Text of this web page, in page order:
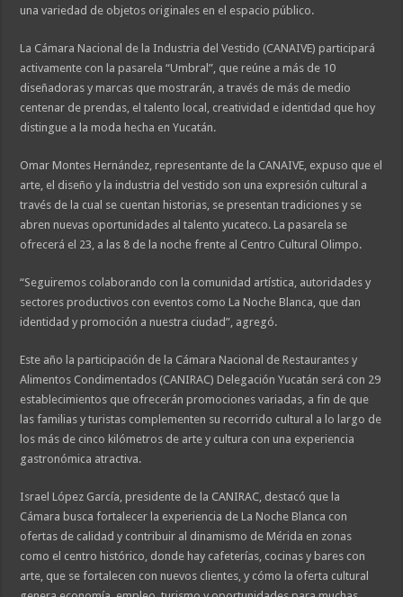
una variedad de objetos originales en el espacio público.
La Cámara Nacional de la Industria del Vestido (CANAIVE) participará
activamente con la pasarela “Umbral”, que reúne a más de 10
diseñadoras y marcas que mostrarán, a través de más de medio
centenar de prendas, el talento local, creatividad e identidad que hoy
distingue a la moda hecha en Yucatán.
Omar Montes Hernández, representante de la CANAIVE, expuso que el
arte, el diseño y la industria del vestido son una expresión cultural a
través de la cual se cuentan historias, se presentan tradiciones y se
abren nuevas oportunidades al talento yucateco. La pasarela se
ofrecerá el 23, a las 8 de la noche frente al Centro Cultural Olimpo.
“Seguiremos colaborando con la comunidad artística, autoridades y
sectores productivos con eventos como La Noche Blanca, que dan
identidad y promoción a nuestra ciudad”, agregó.
Este año la participación de la Cámara Nacional de Restaurantes y
Alimentos Condimentados (CANIRAC) Delegación Yucatán será con 29
establecimientos que ofrecerán promociones variadas, a fin de que
las familias y turistas complementen su recorrido cultural a lo largo de
los más de cinco kilómetros de arte y cultura con una experiencia
gastronómica atractiva.
Israel López García, presidente de la CANIRAC, destacó que la
Cámara busca fortalecer la experiencia de La Noche Blanca con
ofertas de calidad y contribuir al dinamismo de Mérida en zonas
como el centro histórico, donde hay cafeterías, cocinas y bares con
arte, que se fortalecen con nuevos clientes, y cómo la oferta cultural